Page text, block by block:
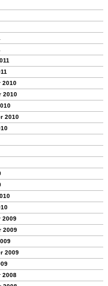
2010
2010
2010
2009
2009
2009
2008